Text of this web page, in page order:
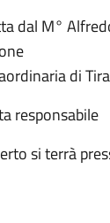
dal M°
di
responsabile
si terrà